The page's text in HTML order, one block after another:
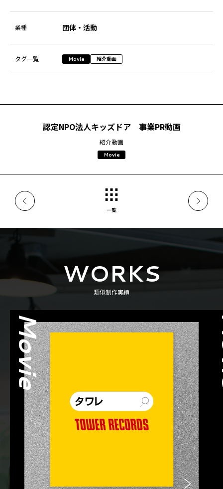
業種 団体・活動
タグ一覧 Movie 紹介動画
認定NPO法⼈キッズドア 事業PR動画
紹介動画
Movie
一覧
WORKS
類似制作実績
Movie